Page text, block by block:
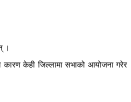
।
कारण केही जिल्लामा सभाको आयोजना गरेर